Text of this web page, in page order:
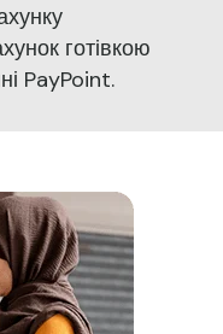
готівкою
PayPoint.